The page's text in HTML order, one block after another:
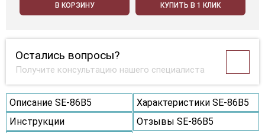
В КОРЗИНУ КУПИТЬ В 1 КЛИК
Остались вопросы?
Получите консультацию нашего специалиста
Описание SE-86B5
Характеристики SE-86B5
Инструкции
Отзывы SE-86B5